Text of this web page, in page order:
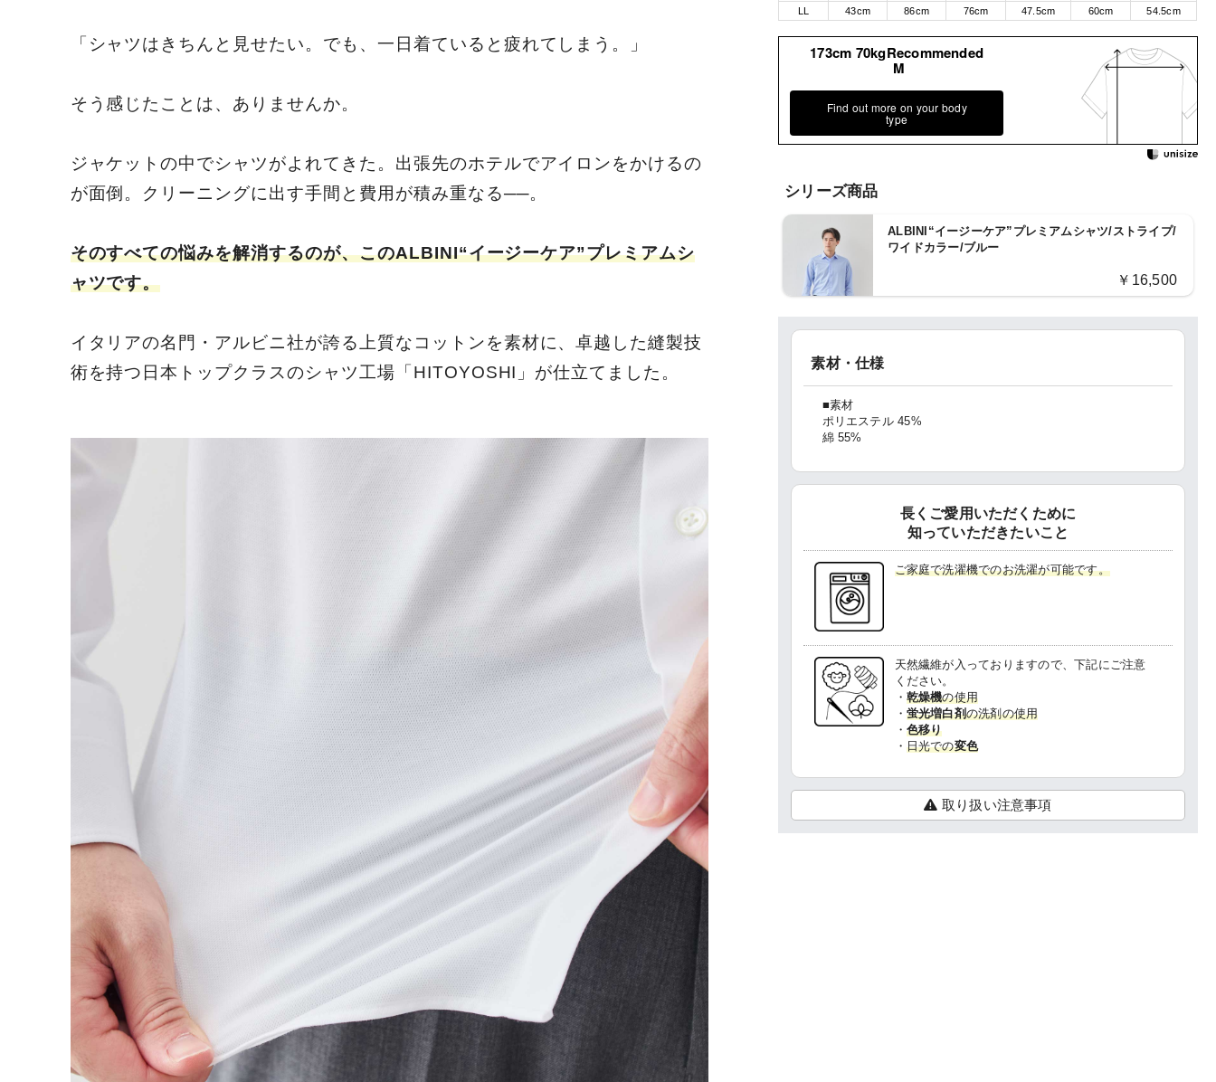
LL
43cm 86cm 76cm 47.5cm 60cm 54.5cm
173cm 70kgRecommended
M
Find out more on your body
type
シリーズ商品
ALBINI“イージーケア”プレミアムシャツ/ストライプ/
ワイドカラー/ブルー
￥16,500
素材・仕様
■素材
ポリエステル 45%
綿 55%
長くご愛用いただくために
知っていただきたいこと
ご家庭で洗濯機でのお洗濯が可能です。
天然繊維が入っておりますので、下記にご注意
ください。
・ 乾燥機の使用
・ 蛍光増白剤の洗剤の使用
・ 色移り
・ 日光での変色
取り扱い注意事項
「シャツはきちんと見せたい。でも、一日着ていると疲れてしまう。」
そう感じたことは、ありませんか。
ジャケットの中でシャツがよれてきた。出張先のホテルでアイロンをかけるの
が面倒。クリーニングに出す手間と費用が積み重なる──。
そのすべての悩みを解消するのが、このALBINI“イージーケア”プレミアムシ
ャツです。
イタリアの名門・アルビニ社が誇る上質なコットンを素材に、卓越した縫製技
術を持つ日本トップクラスのシャツ工場「HITOYOSHI」が仕立てました。